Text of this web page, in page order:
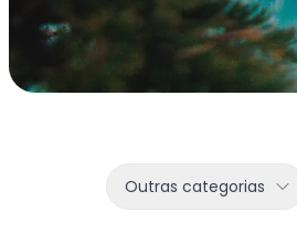
Outras categorias